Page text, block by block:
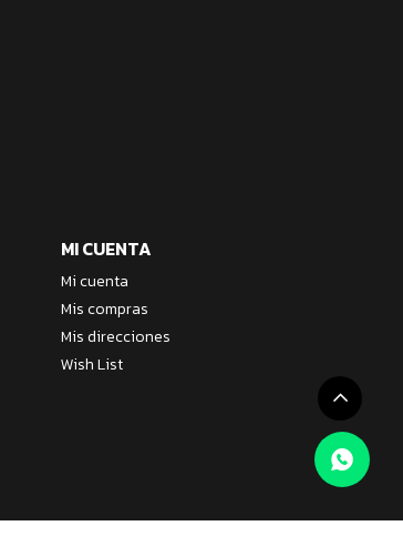
MI CUENTA
Mi cuenta
Mis compras
Mis direcciones
Wish List